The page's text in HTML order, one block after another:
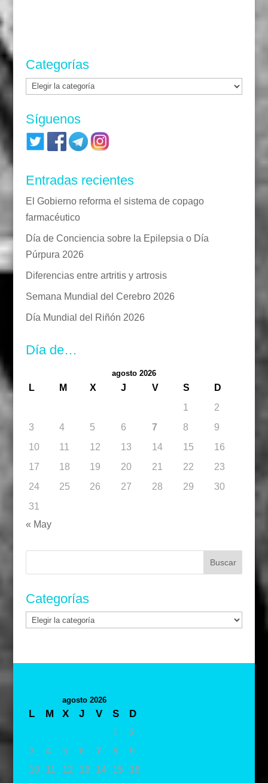
Categorías
Categorías
Síguenos
Entradas recientes
El Gobierno reforma el sistema de copago
farmacéutico
Día de Conciencia sobre la Epilepsia o Día
Púrpura 2026
Diferencias entre artritis y artrosis
Semana Mundial del Cerebro 2026
Día Mundial del Riñón 2026
Día de…
agosto 2026
L M X J V S
D
1
2
3
4 5 6 7 8
9
10
11 12 13 14 15
16
17
18 19 20 21 22
23
24
25 26 27 28 29
30
31
« May
Buscar:
Categorías
Categorías
agosto 2026
L M X J V S
D
1
2
3
4 5 6 7 8
9
10
11 12 13 14 15
16